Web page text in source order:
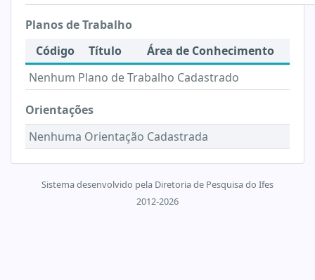
Planos de Trabalho
Código
Título
Área de Conhecimento
Nenhum Plano de Trabalho Cadastrado
Orientações
Nenhuma Orientação Cadastrada
Sistema desenvolvido pela Diretoria de Pesquisa do Ifes
2012-2026